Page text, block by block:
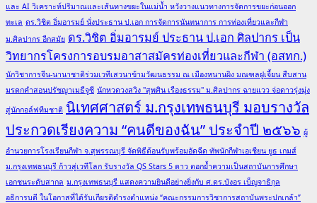
Spine
Center
เยอรมนี
และ AI วิเคราะห์ปริมาณและเส้นทางขยะในแม่น้ำ หวังวางแนวทางการจัดการขยะก่อนออก
ทะเล ดร.วิชิต อิ่มอารมย์ นั่งประธาน ป.เอก การจัดการนันทนาการ การท่องเที่ยวและกีฬา
ม.ศิลปากร อีกสมัย ดร.วิชิต อิ่มอารมย์ ประธาน ป.เอก ศิลปากร เป็น
วิทยากรโครงการอบรมอาสาสมัครท่องเที่ยวและกีฬา (อสทก.)
นักวิชาการจีน-นานาชาติร่วมเวทีเสวนาข้ามวัฒนธรรม ณ เมืองหนานผิง มณฑลฝูเจี้ยน สืบสาน
มรดกคำสอนปรัชญาเมธีจูซี นักหวดวงสวิง "สุพศิน เรืองธรรม" ม.ศิลปากร ฉายแวว จ่อดาวรุ่งมุ่ง
สู่นักกอล์ฟทีมชาติ นิเทศศาสตร์ ม.กรุงเทพธนบุรี มอบรางวัล
ประกวดเรียงความ “คนดีของฉัน” ประจำปี ๒๕๖๖ ผู้
อำนวยการโรงเรียนกีฬา จ.สุพรรณบุรี จัดพิธีต้อนรับพร้อมอัดฉีด ทัพนักกีฬาเอเชียน ยูธ เกมส์
ม.กรุงเทพธนบุรี ก้าวสู่เวทีโลก รับรางวัล QS Stars 5 ดาว ตอกย้ำความเป็นสถาบันการศึกษา
เอกชนระดับสากล ม.กรุงเทพธนบุรี แสดงความยินดีอย่างยิ่งกับ ศ.ดร.บังอร เบ็ญจาธิกุล
อธิการบดี ในโอกาสที่ได้รับเกียรติดำรงตำแหน่ง “คณะกรรมการวิชาการสถาบันพระปกเกล้า”